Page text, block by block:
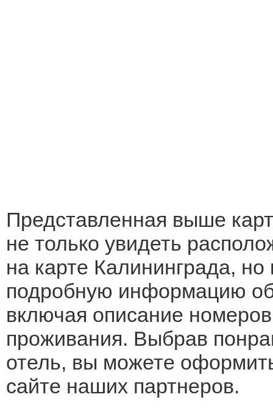
Представленная выше
не только увидеть
на карте Калининграда, но
подробную информацию
включая описание
проживания. Выбрав
отель, вы можете
сайте наших партнеров.